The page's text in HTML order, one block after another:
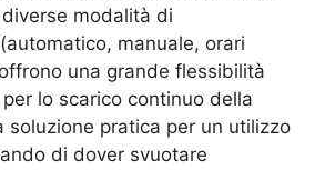
modalità di
manuale, orari
una grande flessibilità
per lo scarico continuo della
soluzione pratica per un utilizzo
di dover svuotare